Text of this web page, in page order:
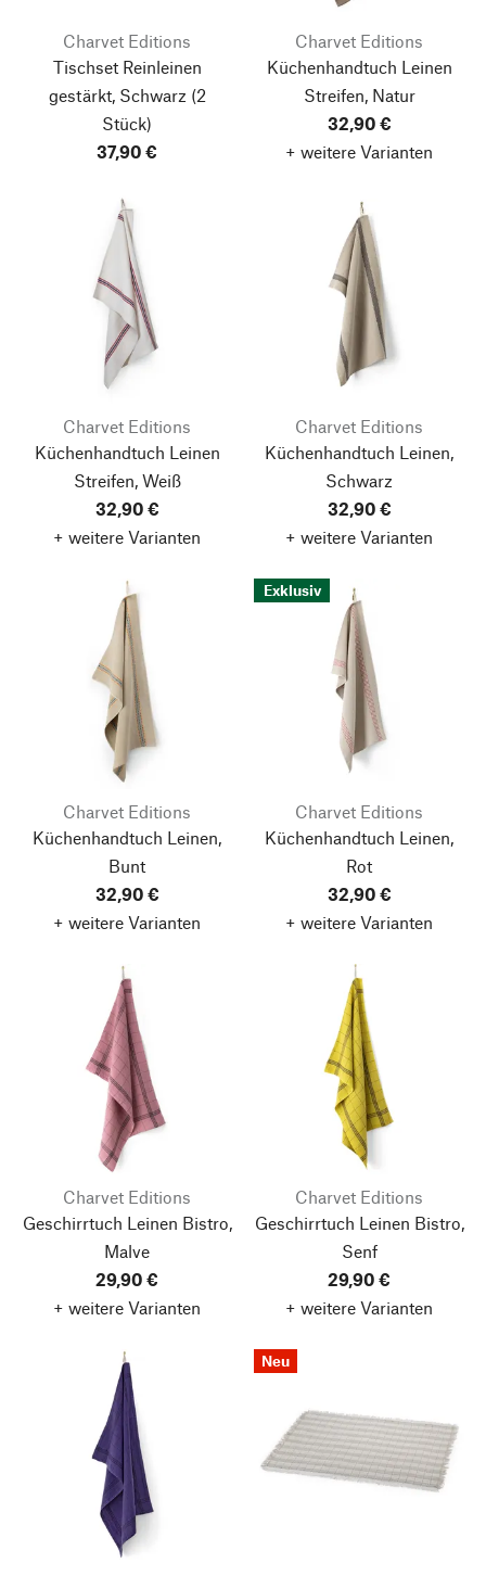
Charvet Editions
Tischset Reinleinen
gestärkt, Schwarz (2
Stück)
37,90 €
Charvet Editions
Küchenhandtuch Leinen
Streifen, Natur
32,90 €
+ weitere Varianten
Charvet Editions
Küchenhandtuch Leinen
Streifen, Weiß
32,90 €
+ weitere Varianten
Charvet Editions
Küchenhandtuch Leinen,
Schwarz
32,90 €
+ weitere Varianten
Charvet Editions
Küchenhandtuch Leinen,
Bunt
32,90 €
+ weitere Varianten
Exklusiv
Charvet Editions
Küchenhandtuch Leinen,
Rot
32,90 €
+ weitere Varianten
Charvet Editions
Geschirrtuch Leinen Bistro,
Malve
29,90 €
+ weitere Varianten
Charvet Editions
Geschirrtuch Leinen Bistro,
Senf
29,90 €
+ weitere Varianten
Neu